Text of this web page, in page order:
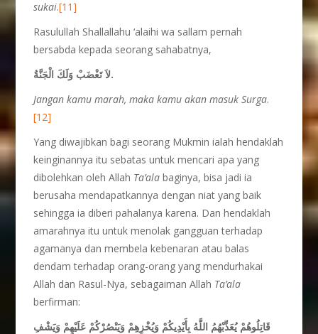
sukai.[11]
Rasulullah Shallallahu ‘alaihi wa sallam pernah
bersabda kepada seorang sahabatnya,
لاَ تَغْضَبْ وَلَكَ الْجَنَّةُ.
Jangan kamu marah, maka kamu akan masuk Surga.
[12]
Yang diwajibkan bagi seorang Mukmin ialah hendaklah
keinginannya itu sebatas untuk mencari apa yang
dibolehkan oleh Allah Ta’ala baginya, bisa jadi ia
berusaha mendapatkannya dengan niat yang baik
sehingga ia diberi pahalanya karena. Dan hendaklah
amarahnya itu untuk menolak gangguan terhadap
agamanya dan membela kebenaran atau balas
dendam terhadap orang-orang yang mendurhakai
Allah dan Rasul-Nya, sebagaiman Allah Ta’ala
berfirman:
قَاتِلُوهُمْ يُعَذِّبْهُمُ اللَّهُ بِأَيْدِيكُمْ وَيُخْزِهِمْ وَيَنْصُرْكُمْ عَلَيْهِمْ وَيَشْفِ